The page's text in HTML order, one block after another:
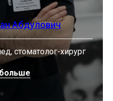
Абдулович
стоматолог-хирург